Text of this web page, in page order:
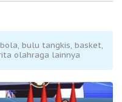
bulu tangkis, basket,
olahraga lainnya